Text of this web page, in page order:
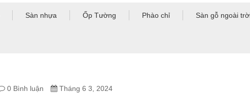
Sàn nhựa Ốp Tường Phào chỉ Sàn gỗ ngoài
0 Bình luận Tháng 6 3, 2024